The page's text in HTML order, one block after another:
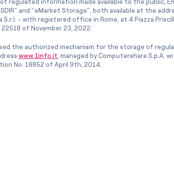
information made available to the public,
and “eMarket Storage”, both available at the
S.r.l. - with registered office in Rome, at 4 Piazza
of November 23, 2022.
the authorized mechanism for the storage of
www.1info.it , managed by Computershare S.p.A.
No. 18852 of April 9th, 2014.